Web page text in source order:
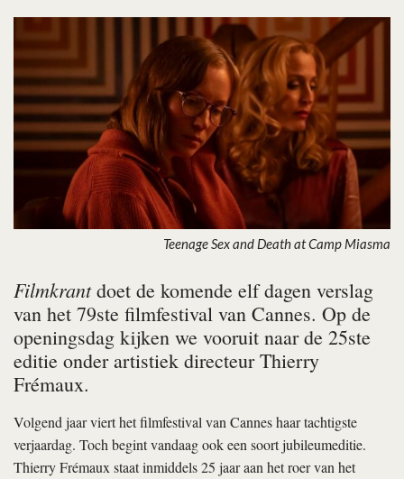
Teenage Sex and Death at Camp Miasma
Filmkrantdoet de komende elf dagen verslag
van het 79ste filmfestival van Cannes. Op de
openingsdag kijken we vooruit naar de 25ste
editie onder artistiek directeur Thierry
Frémaux.
Volgend jaar viert het filmfestival van Cannes haar tachtigste
verjaardag. Toch begint vandaag ook een soort jubileumeditie.
Thierry Frémaux staat inmiddels 25 jaar aan het roer van het